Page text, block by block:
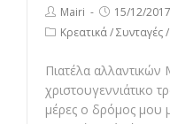
Post
author:
Mairi
Post
published:
15/12/2017
PostΚρεατικά/Συνταγές/
Πιατέλα αλλαντικών
χριστουγεννιάτικο
μέρες ο δρόμος μου